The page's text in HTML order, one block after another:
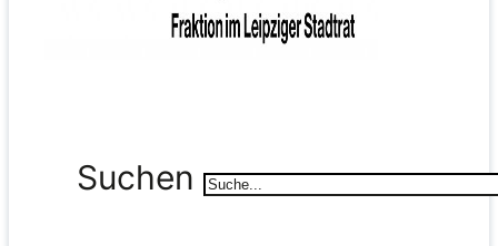
Suchen